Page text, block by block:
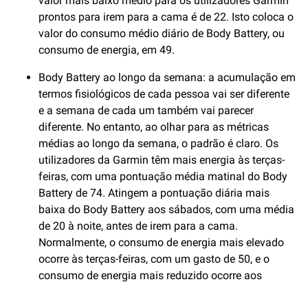
prontos para irem para a cama é de 22. Isto coloca o
valor do consumo médio diário de Body Battery, ou
consumo de energia, em 49.
Body Battery ao longo da semana: a acumulação em
termos fisiológicos de cada pessoa vai ser diferente
e a semana de cada um também vai parecer
diferente. No entanto, ao olhar para as métricas
médias ao longo da semana, o padrão é claro. Os
utilizadores da Garmin têm mais energia às terças-
feiras, com uma pontuação média matinal do Body
Battery de 74. Atingem a pontuação diária mais
baixa do Body Battery aos sábados, com uma média
de 20 à noite, antes de irem para a cama.
Normalmente, o consumo de energia mais elevado
ocorre às terças-feiras, com um gasto de 50, e o
consumo de energia mais reduzido ocorre aos